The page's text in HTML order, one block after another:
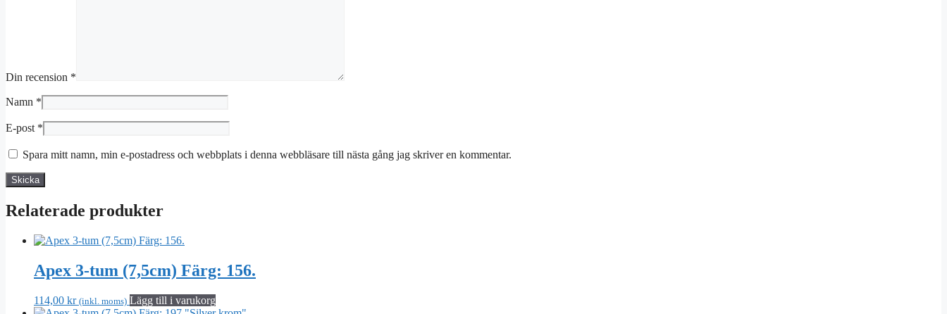
Din recension *
Namn *
E-post *
Spara mitt namn, min e-postadress och webbplats i denna webbläsare till nästa gång jag skriver en kommentar.
Relaterade produkter
Apex 3-tum (7,5cm) Färg: 156.
114,00 kr (inkl. moms) Lägg till i varukorg